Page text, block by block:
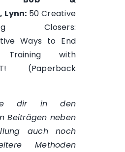
Lynn: 50 Creative
Closers:
Ways to End
Training with
(Paperback
dir in den
Beiträgen neben
auch noch
Methoden